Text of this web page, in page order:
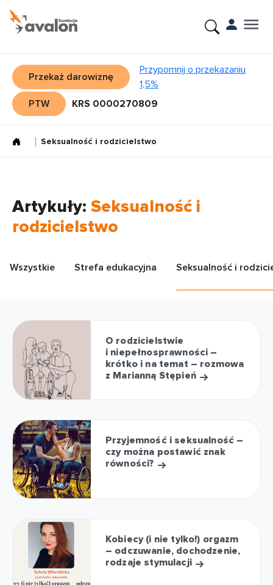
Przekaż darowiznę
Przypomnij o przekazaniu
1,5%
PTW
KRS 0000270809
Seksualność i rodzicielstwo
Artykuły: Seksualność i
rodzicielstwo
Wszystkie Strefa edukacyjna Seksualność i
O rodzicielstwie
i niepełnosprawności –
krótko i na temat – rozmowa
z Marianną Stępień
Przyjemność i seksualność –
czy można postawić znak
równości?
Kobiecy (i nie tylko!) orgazm
– odczuwanie, dochodzenie,
rodzaje stymulacji